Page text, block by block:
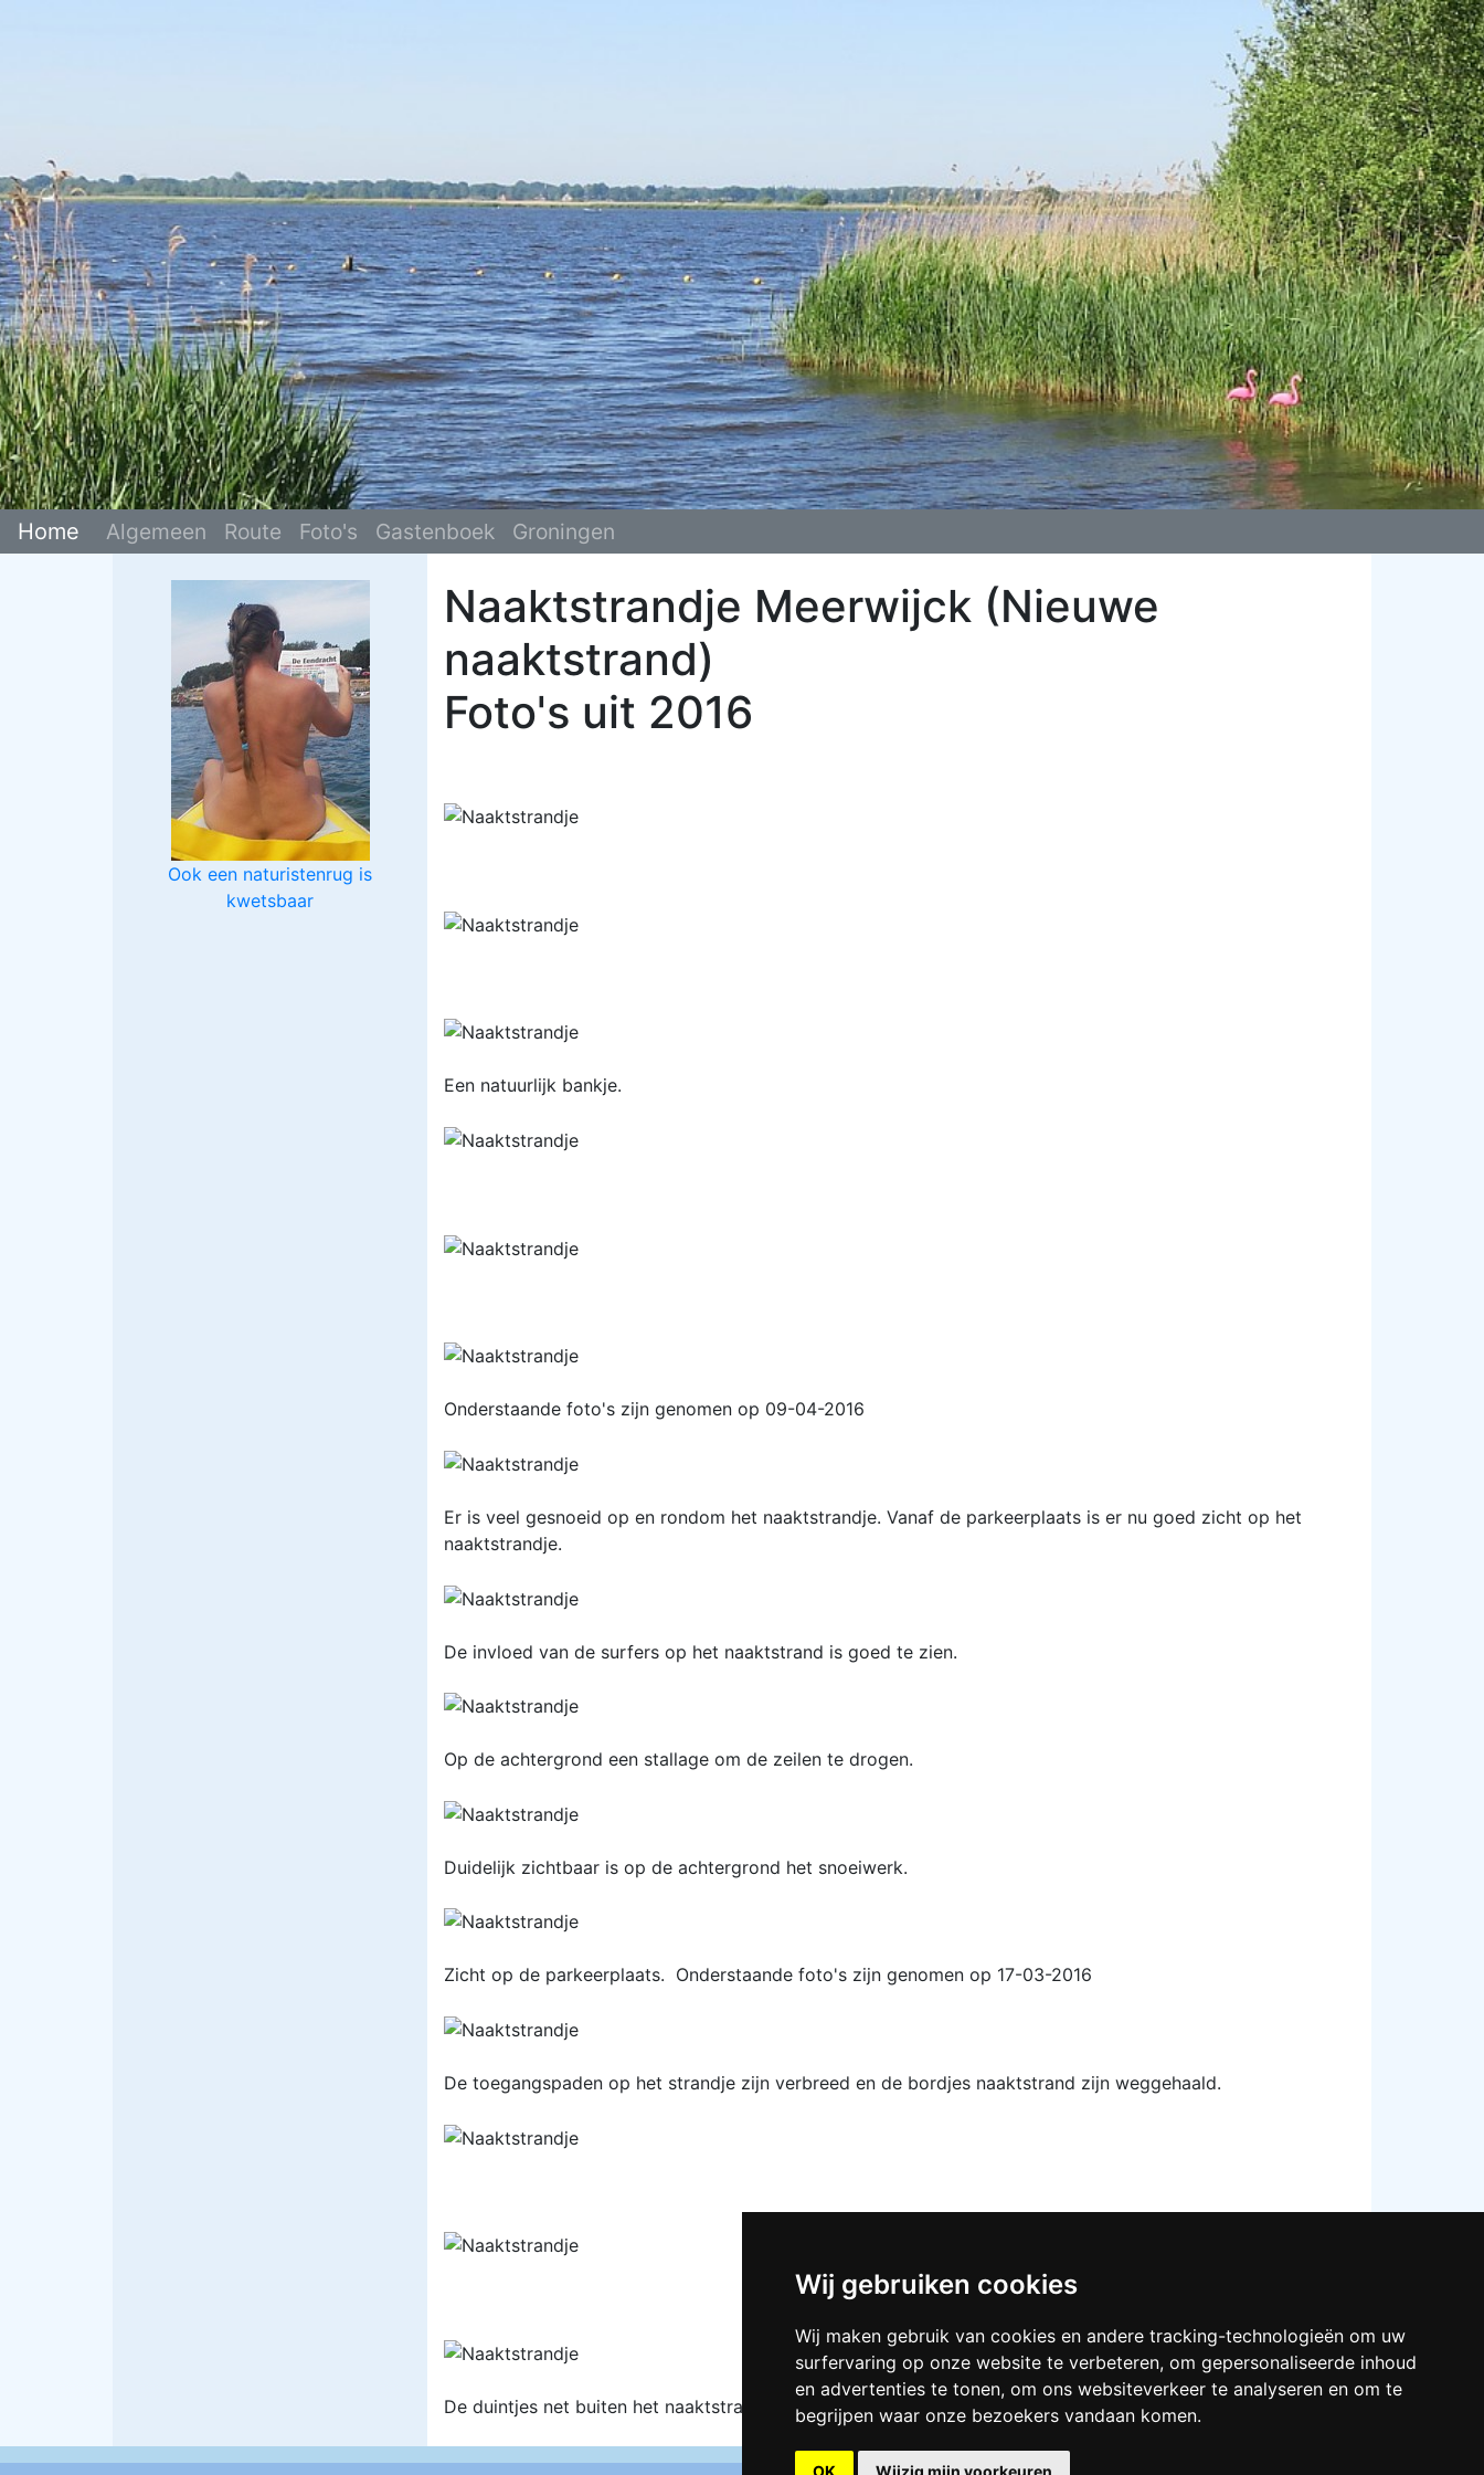
Wij gebruiken cookies
Wij maken gebruik van cookies en andere tracking-technologieën om uw
surfervaring op onze website te verbeteren, om gepersonaliseerde inhoud
en advertenties te tonen, om ons websiteverkeer te analyseren en om te
begrijpen waar onze bezoekers vandaan komen.
OK Wijzig mijn voorkeuren
Home Algemeen Route Foto's Gastenboek Groningen
Ook een naturistenrug is
kwetsbaar
Naaktstrandje Meerwijck (Nieuwe
naaktstrand)
Foto's uit 2016
Een natuurlijk bankje.
Onderstaande foto's zijn genomen op 09-04-2016
Er is veel gesnoeid op en rondom het naaktstrandje. Vanaf de parkeerplaats is er nu goed zicht op het
naaktstrandje.
De invloed van de surfers op het naaktstrand is goed te zien.
Op de achtergrond een stallage om de zeilen te drogen.
Duidelijk zichtbaar is op de achtergrond het snoeiwerk.
Zicht op de parkeerplaats. Onderstaande foto's zijn genomen op 17-03-2016
De toegangspaden op het strandje zijn verbreed en de bordjes naaktstrand zijn weggehaald.
De duintjes net buiten het naaktstrandje, om de verstuiving van het strand tegen te houden.